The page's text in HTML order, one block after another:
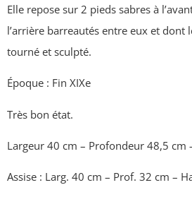
Elle repose sur 2 pieds sabres à
l’arrière barreautés entre eux et dont
tourné et sculpté.
Époque : Fin XIXe
Très bon état.
Largeur 40 cm – Profondeur 48,5 cm
Assise : Larg. 40 cm – Prof. 32 cm –